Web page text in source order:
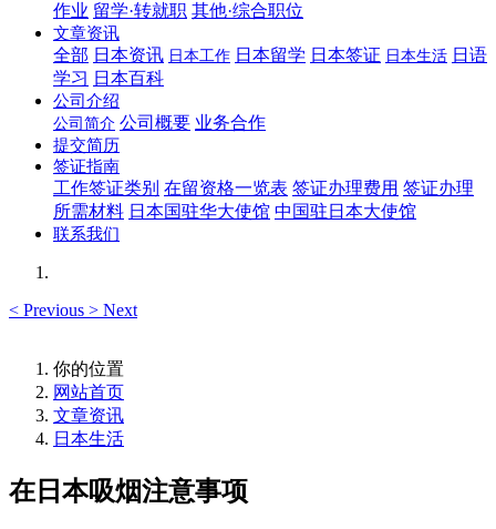
作业 留学·转就职 其他·综合职位
文章资讯
全部 日本资讯 日本工作 日本留学 日本签证 日本生活 日语
学习 日本百科
公司介绍
公司简介 公司概要 业务合作
提交简历
签证指南
工作签证类别 在留资格一览表 签证办理费用 签证办理
所需材料 日本国驻华大使馆 中国驻日本大使馆
联系我们
< Previous > Next
你的位置
网站首页
文章资讯
日本生活
在日本吸烟注意事项